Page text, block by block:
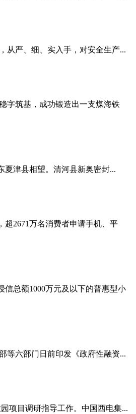
从严、细、实入手，对安全生产...
字筑基，成功锻造出一支煤海铁
夏津县相望。清河县新奥密封...
超2671万名消费者申请手机、平
信总额1000万元及以下的普惠型小
等六部门日前印发《政府性融资...
项目调研指导工作。中国西电集...